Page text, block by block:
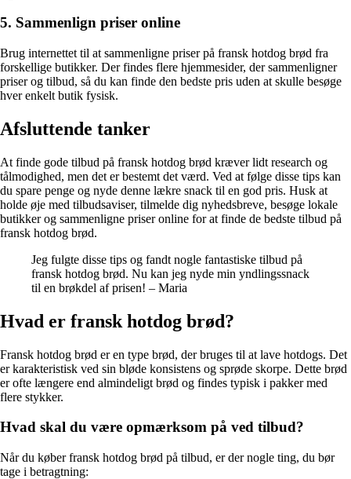
5. Sammenlign priser online
Brug internettet til at sammenligne priser på fransk hotdog brød fra
forskellige butikker. Der findes flere hjemmesider, der sammenligner
priser og tilbud, så du kan finde den bedste pris uden at skulle besøge
hver enkelt butik fysisk.
Afsluttende tanker
At finde gode tilbud på fransk hotdog brød kræver lidt research og
tålmodighed, men det er bestemt det værd. Ved at følge disse tips kan
du spare penge og nyde denne lækre snack til en god pris. Husk at
holde øje med tilbudsaviser, tilmelde dig nyhedsbreve, besøge lokale
butikker og sammenligne priser online for at finde de bedste tilbud på
fransk hotdog brød.
Jeg fulgte disse tips og fandt nogle fantastiske tilbud på
fransk hotdog brød. Nu kan jeg nyde min yndlingssnack
til en brøkdel af prisen! – Maria
Hvad er fransk hotdog brød?
Fransk hotdog brød er en type brød, der bruges til at lave hotdogs. Det
er karakteristisk ved sin bløde konsistens og sprøde skorpe. Dette brød
er ofte længere end almindeligt brød og findes typisk i pakker med
flere stykker.
Hvad skal du være opmærksom på ved tilbud?
Når du køber fransk hotdog brød på tilbud, er der nogle ting, du bør
tage i betragtning: